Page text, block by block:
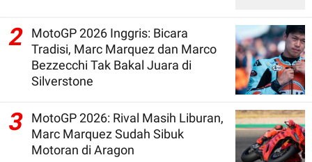
2
MotoGP 2026 Inggris: Bicara
Tradisi, Marc Marquez dan Marco
Bezzecchi Tak Bakal Juara di
Silverstone
3
MotoGP 2026: Rival Masih Liburan,
Marc Marquez Sudah Sibuk
Motoran di Aragon